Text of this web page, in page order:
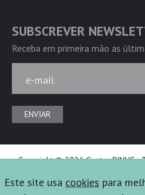
SUBSCREVER
Receba em primeira mão as
e-mail
ENVIAR
Copyright © 2026 Centro PINUS -
Este site usa cookies para